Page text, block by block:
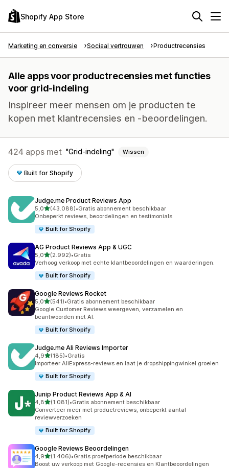
Shopify App Store
Marketing en conversie Sociaal vertrouwen Productrecensies
Alle apps voor productrecensies met functies
voor grid-indeling
Inspireer meer mensen om je producten te
kopen met klantrecensies en -beoordelingen.
424 apps met Grid-indeling Wissen
Built for Shopify
Judge.me Product Reviews App
5,0van 5 sterren
(43.088)
43088 recensies in totaal
•Gratis abonnement beschikbaar
Onbeperkt reviews, beoordelingen en testimonials
Built for Shopify
AG Product Reviews App & UGC
5,0van 5 sterren
(2.992)
2992 recensies in totaal
•Gratis
Verhoog verkoop met echte klantbeoordelingen en waarderingen.
Built for Shopify
Google Reviews Rocket
5,0van 5 sterren
(541)
541 recensies in totaal
•Gratis abonnement beschikbaar
Google Customer Reviews weergeven, verzamelen en
beantwoorden met AI.
Built for Shopify
Judge.me Ali Reviews Importer
4,9van 5 sterren
(185)
185 recensies in totaal
•Gratis
Importeer AliExpress-reviews en laat je dropshippingwinkel groeien
Built for Shopify
Junip Product Reviews App & AI
4,8van 5 sterren
(1.081)
1081 recensies in totaal
•Gratis abonnement beschikbaar
Converteer meer met productreviews, onbeperkt aantal
reviewverzoeken
Built for Shopify
Google Reviews Beoordelingen
4,9van 5 sterren
(1.406)
1406 recensies in totaal
•Gratis proefperiode beschikbaar
Boost uw verkoop met Google-recensies en Klantbeoordelingen